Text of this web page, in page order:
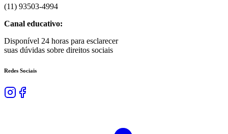
(11) 93503-4994
Canal educativo:
Disponível 24 horas para esclarecer
suas dúvidas sobre direitos sociais
Redes Sociais